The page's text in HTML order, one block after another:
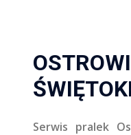
Serwis pralek